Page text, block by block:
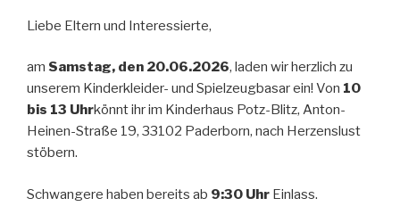
Liebe Eltern und Interessierte,
am Samstag, den 20.06.2026, laden wir herzlich zu
unserem Kinderkleider- und Spielzeugbasar ein! Von 10
bis 13 Uhrkönnt ihr im Kinderhaus Potz-Blitz, Anton-
Heinen-Straße 19, 33102 Paderborn, nach Herzenslust
stöbern.
Schwangere haben bereits ab 9:30 Uhr Einlass.